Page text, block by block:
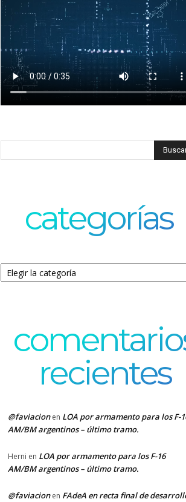
categorías
Categorías
recientes
@faviacionen LOA por armamento para los F-
AM/BM argentinos – último tramo.
Herni en LOA por armamento para los F-16
AM/BM argentinos – último tramo.
@faviacionen FAdeA en recta final de